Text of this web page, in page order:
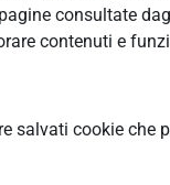
consultate
contenuti e
salvati cookie